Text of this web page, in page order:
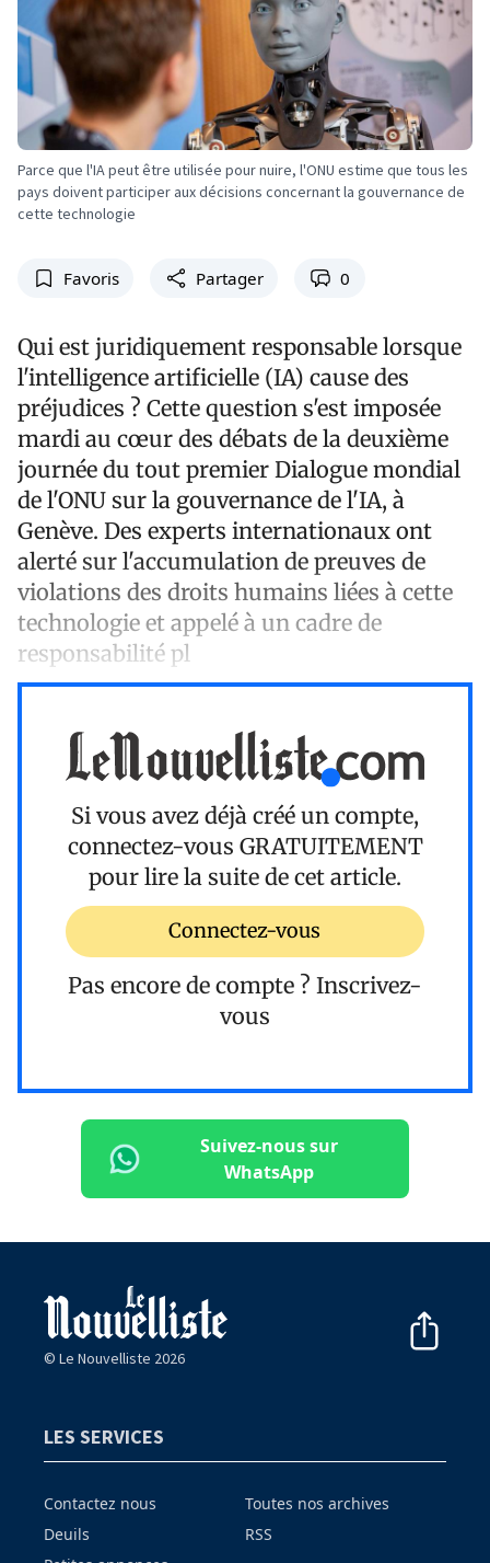
Parce que l'IA peut être utilisée pour nuire, l'ONU estime que tous les
pays doivent participer aux décisions concernant la gouvernance de
cette technologie
Favoris Partager 0
Qui est juridiquement responsable lorsque
l'intelligence artificielle (IA) cause des
préjudices ? Cette question s'est imposée
mardi au cœur des débats de la deuxième
journée du tout premier Dialogue mondial
de l'ONU sur la gouvernance de l'IA, à
Genève. Des experts internationaux ont
alerté sur l'accumulation de preuves de
violations des droits humains liées à cette
technologie et appelé à un cadre de
responsabilité pl
Si vous avez déjà créé un compte,
connectez-vous GRATUITEMENT
pour lire la suite de cet article.
Connectez-vous
Pas encore de compte ? Inscrivez-
vous
Suivez-nous sur
WhatsApp
© Le Nouvelliste 2026
LES SERVICES
Contactez nous
Deuils
Toutes nos archives
RSS